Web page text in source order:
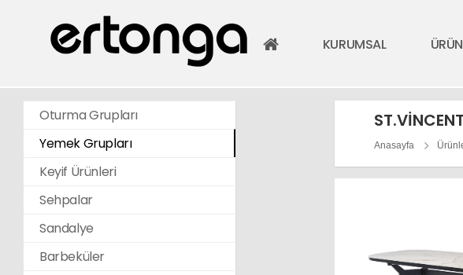
KURUMSAL
Oturma Grupları
Yemek Grupları
Keyif Ürünleri
Sehpalar
Sandalye
Barbeküler
Anasayfa